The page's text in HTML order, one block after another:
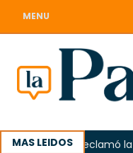
MENU
MAS LEIDOS
Odarda reclamó la